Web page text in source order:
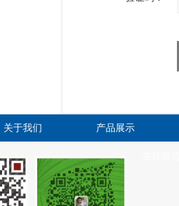
关于我们 产品展示